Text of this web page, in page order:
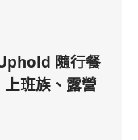
隨行餐
班族、露營